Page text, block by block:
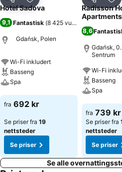
Del Legg til i favoritter
Hotel Sadova
9,1 Fantastisk (8 425 vurderinger
Gdańsk, Polen
Wi-Fi inkludert
Basseng
Spa
Se priser
fra 692 kr
Se priser fra 19
nettsteder
Se priser
Del
Radisson
8,6
Gdańsk,
Sentrum
Wi-Fi
Basseng
Spa
Se priser
fra 739 kr
Se priser fra
nettsteder
Se priser
Se alle